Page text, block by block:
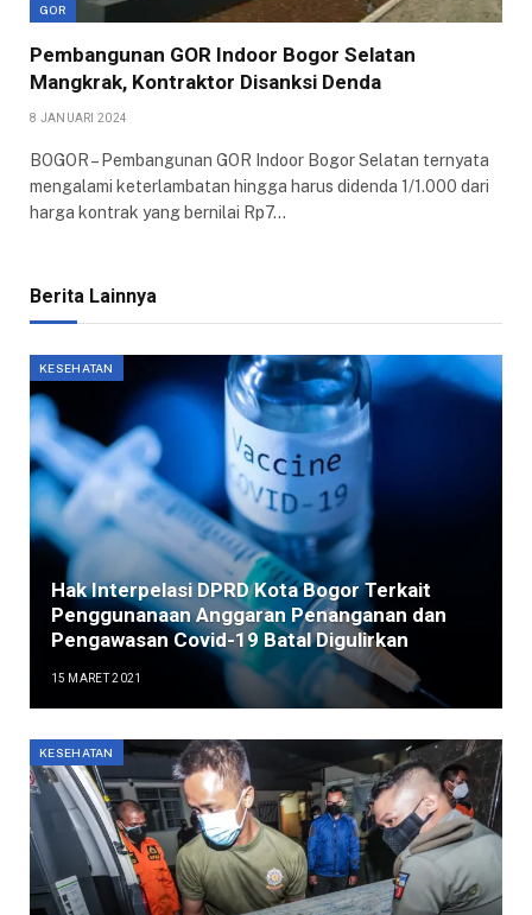
GOR
Pembangunan GOR Indoor Bogor Selatan
Mangkrak, Kontraktor Disanksi Denda
8 JANUARI 2024
BOGOR – Pembangunan GOR Indoor Bogor Selatan ternyata
mengalami keterlambatan hingga harus didenda 1/1.000 dari
harga kontrak yang bernilai Rp7…
Berita Lainnya
KESEHATAN
Hak Interpelasi DPRD Kota Bogor Terkait
Penggunanaan Anggaran Penanganan dan
Pengawasan Covid-19 Batal Digulirkan
15 MARET 2021
KESEHATAN